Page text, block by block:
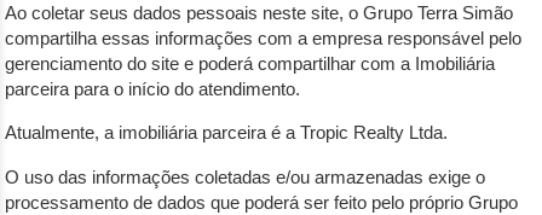
Ao coletar seus dados pessoais neste site, o Grupo Terra Simão
compartilha essas informações com a empresa responsável pelo
gerenciamento do site e poderá compartilhar com a Imobiliária
parceira para o início do atendimento.
Atualmente, a imobiliária parceira é a Tropic Realty Ltda.
O uso das informações coletadas e/ou armazenadas exige o
processamento de dados que poderá ser feito pelo próprio Grupo